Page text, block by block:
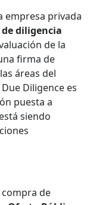
empresa privada
diligencia
de la
firma de
áreas del
Diligence es
puesta a
siendo
compra de